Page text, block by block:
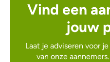
Vind een
jouw
Laat je adviseren voor
van onze